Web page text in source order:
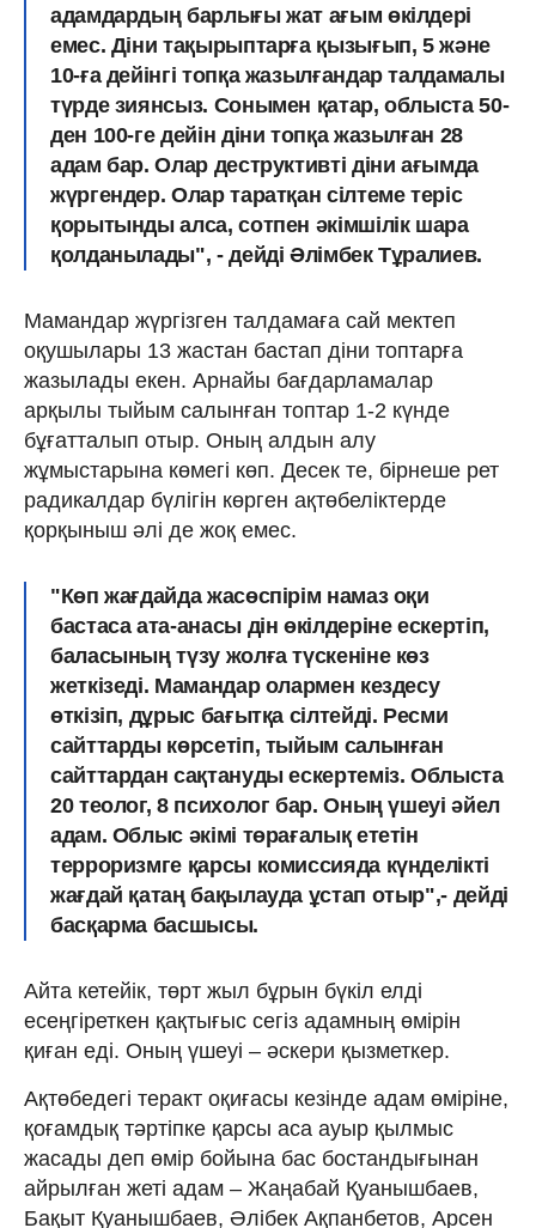
адамдардың барлығы жат ағым өкілдері
емес. Діни тақырыптарға қызығып, 5 және
10-ға дейінгі топқа жазылғандар талдамалы
түрде зиянсыз. Сонымен қатар, облыста 50-
ден 100-ге дейін діни топқа жазылған 28
адам бар. Олар деструктивті діни ағымда
жүргендер. Олар таратқан сілтеме теріс
қорытынды алса, сотпен әкімшілік шара
қолданылады", - дейді Әлімбек Тұралиев.
Мамандар жүргізген талдамаға сай мектеп
оқушылары 13 жастан бастап діни топтарға
жазылады екен. Арнайы бағдарламалар
арқылы тыйым салынған топтар 1-2 күнде
бұғатталып отыр. Оның алдын алу
жұмыстарына көмегі көп. Десек те, бірнеше рет
радикалдар бүлігін көрген ақтөбеліктерде
қорқыныш әлі де жоқ емес.
"Көп жағдайда жасөспірім намаз оқи
бастаса ата-анасы дін өкілдеріне ескертіп,
баласының түзу жолға түскеніне көз
жеткізеді. Мамандар олармен кездесу
өткізіп, дұрыс бағытқа сілтейді. Ресми
сайттарды көрсетіп, тыйым салынған
сайттардан сақтануды ескертеміз. Облыста
20 теолог, 8 психолог бар. Оның үшеуі әйел
адам. Облыс әкімі төрағалық ететін
терроризмге қарсы комиссияда күнделікті
жағдай қатаң бақылауда ұстап отыр",- дейді
басқарма басшысы.
Айта кетейік, төрт жыл бұрын бүкіл елді
есеңгіреткен қақтығыс сегіз адамның өмірін
қиған еді. Оның үшеуі – әскери қызметкер.
Ақтөбедегі теракт оқиғасы кезінде адам өміріне,
қоғамдық тәртіпке қарсы аса ауыр қылмыс
жасады деп өмір бойына бас бостандығынан
айрылған жеті адам – Жаңабай Қуанышбаев,
Бақыт Қуанышбаев, Әлібек Ақпанбетов, Арсен